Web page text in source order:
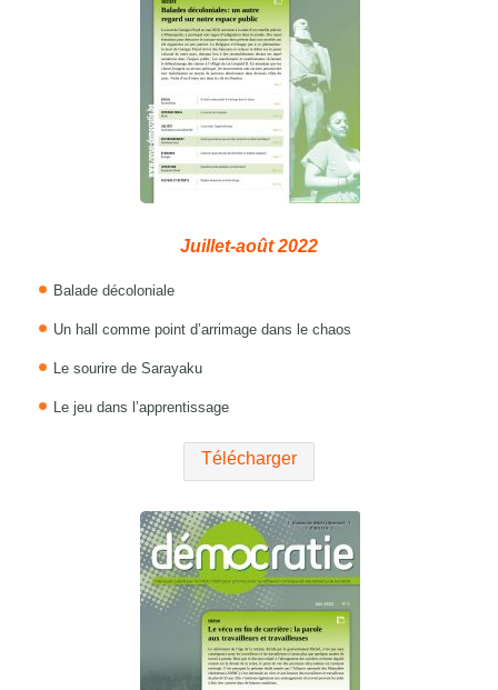
Juillet-août 2022
Balade décoloniale
Un hall comme point d’arrimage dans le chaos
Le sourire de Sarayaku
Le jeu dans l’apprentissage
Télécharger